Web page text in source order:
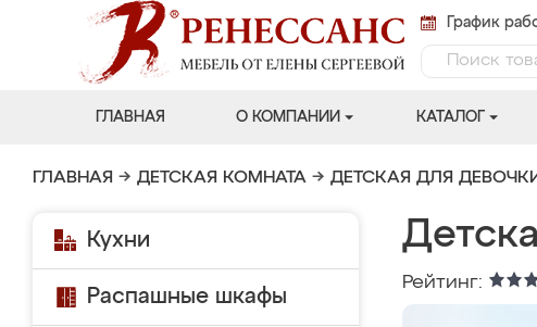
График
ГЛАВНАЯ О КОМПАНИИ КАТАЛОГ
ГЛАВНАЯ → ДЕТСКАЯ КОМНАТА → ДЕТСКАЯ ДЛЯ
Кухни
Распашные шкафы
Рейтинг: